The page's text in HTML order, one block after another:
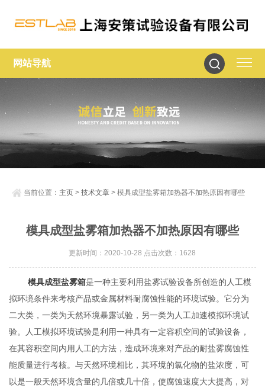
网站导航
当前位置： 主页 >技术文章 > 模具成型盐雾箱加热器不加热原因有哪些
模具成型盐雾箱加热器不加热原因有哪些
更新时间：2020-10-28 点击次数：1628
模具成型盐雾箱是一种主要利用盐雾试验设备所创造的人工模
拟环境条件来考核产品或金属材料耐腐蚀性能的环境试验。它分为
二大类，一类为天然环境暴露试验，另一类为人工加速模拟环境试
验。人工模拟环境试验是利用一种具有一定容积空间的试验设备，
在其容积空间内用人工的方法，造成环境来对产品的耐盐雾腐蚀性
能质量进行考核。与天然环境相比，其环境的氯化物的盐浓度，可
以是一般天然环境含量的几倍或几十倍，使腐蚀速度大大提高，对